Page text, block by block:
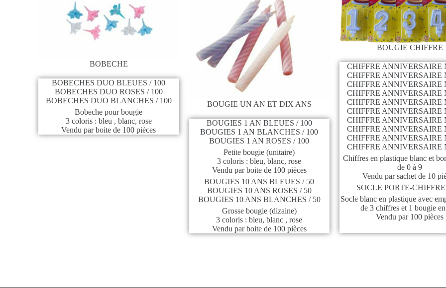
BOBECHE
BOBECHES DUO BLEUES / 100
BOBECHES DUO ROSES / 100
BOBECHES DUO BLANCHES / 100
Bobeche pour bougie
3 coloris : bleu , blanc, rose
Vendu par boite de 100 pièces
BOUGIE UN AN ET DIX ANS
BOUGIES 1 AN BLEUES / 100
BOUGIES 1 AN BLANCHES / 100
BOUGIES 1 AN ROSES / 100
Petite bougie (unitaire)
3 coloris : bleu, blanc, rose
Vendu par boite de 100 pièces
BOUGIES 10 ANS BLEUES / 50
BOUGIES 10 ANS ROSES / 50
BOUGIES 10 ANS BLANCHES / 50
Grosse bougie (dizaine)
3 coloris : bleu, blanc , rose
Vendu par boite de 100 pièces
BOUGIE CHIFFRE
CHIFFRE ANNIVERSAIRE
CHIFFRE ANNIVERSAIRE
CHIFFRE ANNIVERSAIRE
CHIFFRE ANNIVERSAIRE
CHIFFRE ANNIVERSAIRE
CHIFFRE ANNIVERSAIRE
CHIFFRE ANNIVERSAIRE
CHIFFRE ANNIVERSAIRE
CHIFFRE ANNIVERSAIRE
CHIFFRE ANNIVERSAIRE
Chiffres en plastique blanc et
de 0 à 9
Vendu par sachet de 10
SOCLE PORTE-
Socle blanc en plastique avec
de 3 chiffres et 1 bougie
Vendu par 100 pièces